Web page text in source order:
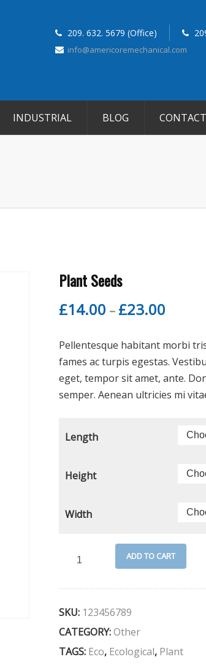
209. 632. 5679 (Office)
info@americoremechanical.com
INDUSTRIAL BLOG CONTACT
Plant Seeds
£14.00 – £23.00
Pellentesque habitant morbi
fames ac turpis egestas.
eget, tempor sit amet, ante.
semper. Aenean ultricies mi
Length
Height
Width
ADD TO CART
SKU: 123456789
CATEGORY:Other
TAGS: Eco, Ecological, Plant